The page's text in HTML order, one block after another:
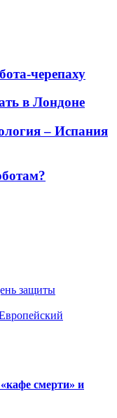
черепаху
в Лондоне
– Испания
защиты
смерти» и